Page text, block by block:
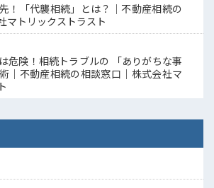
！「代襲相続」とは？｜不動産相続の
マトリックストラスト
危険！相続トラブルの 「ありがちな事
｜不動産相続の相談窓口｜株式会社マ